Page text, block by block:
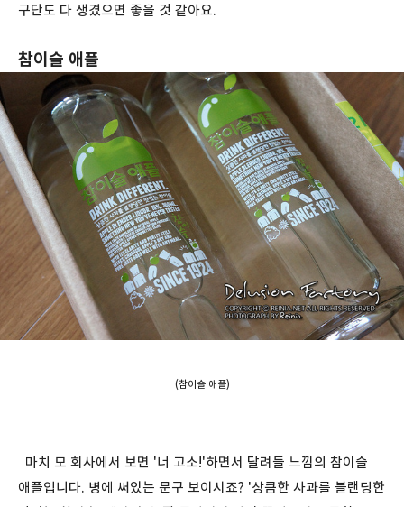
구단도 다 생겼으면 좋을 것 같아요.
참이슬 애플
(참이슬 애플)
마치 모 회사에서 보면 '너 고소!'하면서 달려들 느낌의 참이슬
애플입니다. 병에 써있는 문구 보이시죠? '상큼한 사과를 블랜딩한